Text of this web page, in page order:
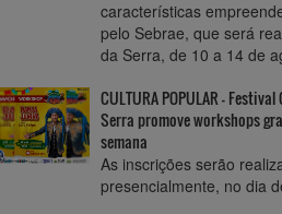
características
pelo Sebrae, que será
da Serra, de 10 a 14 de
CULTURA POPULAR -
Serra promove workshops
semana
As inscrições serão
presencialmente, no dia